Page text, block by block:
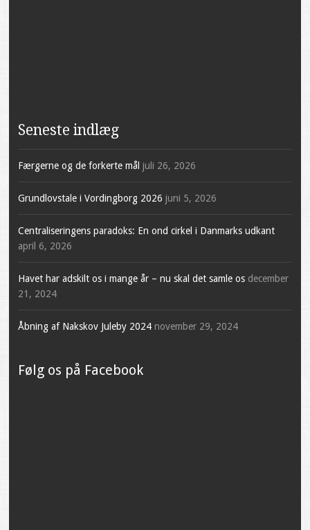
Seneste indlæg
Færgerne og de forkerte mål juli 26, 2026
Grundlovstale i Vordingborg 2026 juni 5, 2026
Centraliseringens paradoks: En ond cirkel i Danmarks udkant
april 6, 2026
Havet har adskilt os i mange år – nu skal det samle os december
21, 2024
Åbning af Nakskov Juleby 2024 november 29, 2024
Følg os på Facebook